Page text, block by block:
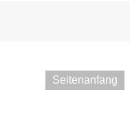
Seitenanfang